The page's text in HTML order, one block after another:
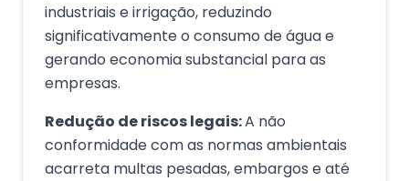
industriais e irrigação, reduzindo
significativamente o consumo de água e
gerando economia substancial para as
empresas.
Redução de riscos legais:A não
conformidade com as normas ambientais
acarreta multas pesadas, embargos e até